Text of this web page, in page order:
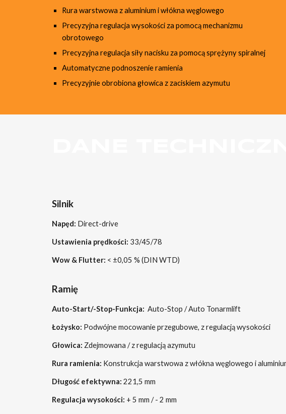
Rura warstwowa z aluminium i włókna węglowego
Precyzyjna regulacja wysokości za pomocą mechanizmu
obrotowego
Precyzyjna regulacja siły nacisku za pomocą sprężyny spiralnej
Automatyczne podnoszenie ramienia
Precyzyjnie obrobiona głowica z zaciskiem azymutu
Silnik
Napęd: Direct-drive
Ustawienia prędkości: 33/45/78
Wow & Flutter: < ±0,05 % (DIN WTD)
Ramię
Auto-Start/-Stop-Funkcja: Auto-Stop / Auto Tonarmlift
Łożysko: Podwójne mocowanie przegubowe, z regulacją wysokości
Głowica: Zdejmowana / z regulacją azymutu
Rura ramienia: Konstrukcja warstwowa z włókna węglowego i
Długość efektywna: 221,5 mm
Regulacja wysokości: + 5 mm / - 2 mm